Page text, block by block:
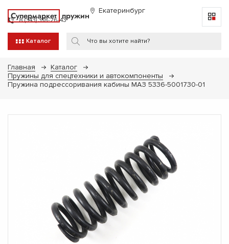
Супермаркет пружин Екатеринбург
8 (343) 318-26-43
Каталог
Главная
Каталог
Пружины для спецтехники и автокомпоненты
Пружина подрессоривания кабины МАЗ 5336-5001730-01